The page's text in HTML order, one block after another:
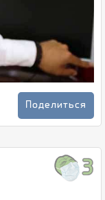
Поделиться
3